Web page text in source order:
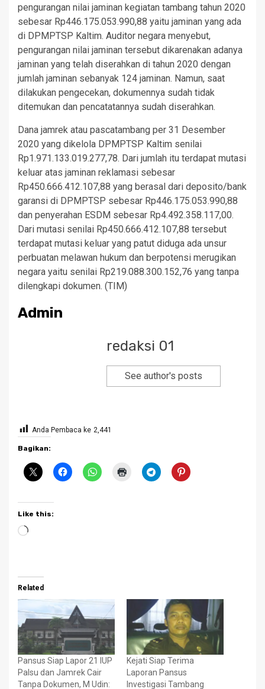
pengurangan nilai jaminan kegiatan tambang tahun 2020
sebesar Rp446.175.053.990,88 yaitu jaminan yang ada
di DPMPTSP Kaltim. Auditor negara menyebut,
pengurangan nilai jaminan tersebut dikarenakan adanya
jaminan yang telah diserahkan di tahun 2020 dengan
jumlah jaminan sebanyak 124 jaminan. Namun, saat
dilakukan pengecekan, dokumennya sudah tidak
ditemukan dan pencatatannya sudah diserahkan.
Dana jamrek atau pascatambang per 31 Desember
2020 yang dikelola DPMPTSP Kaltim senilai
Rp1.971.133.019.277,78. Dari jumlah itu terdapat mutasi
keluar atas jaminan reklamasi sebesar
Rp450.666.412.107,88 yang berasal dari deposito/bank
garansi di DPMPTSP sebesar Rp446.175.053.990,88
dan penyerahan ESDM sebesar Rp4.492.358.117,00.
Dari mutasi senilai Rp450.666.412.107,88 tersebut
terdapat mutasi keluar yang patut diduga ada unsur
perbuatan melawan hukum dan berpotensi merugikan
negara yaitu senilai Rp219.088.300.152,76 yang tanpa
dilengkapi dokumen. (TIM)
Admin
redaksi 01
See author's posts
Anda Pembaca ke 2,441
Bagikan:
Like this:
Loading…
Related
Pansus Siap Lapor 21 IUP
Palsu dan Jamrek Cair
Tanpa Dokumen, M Udin:
Kejati Siap Terima
Laporan Pansus
Investigasi Tambang